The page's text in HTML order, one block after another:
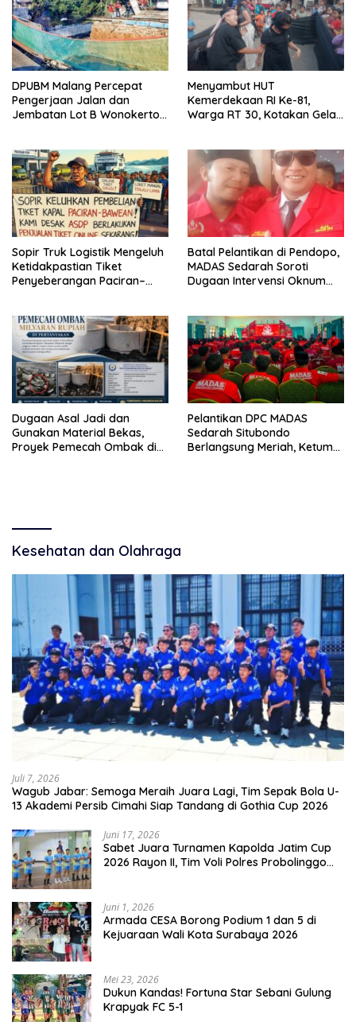
DPUBM Malang Percepat
Pengerjaan Jalan dan
Jembatan Lot B Wonokerto–
Menyambut HUT
Kemerdekaan RI Ke-81,
Warga RT 30, Kotakan Gelar
Sopir Truk Logistik Mengeluh
Ketidakpastian Tiket
Penyeberangan Paciran–
Batal Pelantikan di Pendopo,
MADAS Sedarah Soroti
Dugaan Intervensi Oknum
Dugaan Asal Jadi dan
Gunakan Material Bekas,
Proyek Pemecah Ombak di
Pelantikan DPC MADAS
Sedarah Situbondo
Berlangsung Meriah, Ketum
Kesehatan dan Olahraga
Juli 7, 2026
Wagub Jabar: Semoga Meraih Juara Lagi, Tim Sepak Bola U-
13 Akademi Persib Cimahi Siap Tandang di Gothia Cup 2026
Juni 17, 2026
Sabet Juara Turnamen Kapolda Jatim Cup
2026 Rayon II, Tim Voli Polres Probolinggo
Juni 1, 2026
Armada CESA Borong Podium 1 dan 5 di
Kejuaraan Wali Kota Surabaya 2026
Mei 23, 2026
Dukun Kandas! Fortuna Star Sebani Gulung
Krapyak FC 5-1